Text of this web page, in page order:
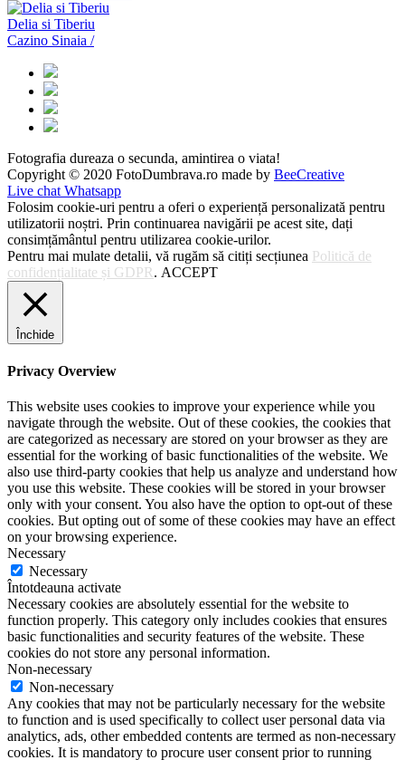
Delia si Tiberiu
Cazino Sinaia /
Fotografia dureaza o secunda, amintirea o viata!
Copyright © 2020 FotoDumbrava.ro made by BeeCreative
Live chat Whatsapp
Folosim cookie-uri pentru a oferi o experiență personalizată pentru
utilizatorii noștri. Prin continuarea navigării pe acest site, dați
consimțământul pentru utilizarea cookie-urilor.
Pentru mai mulate detalii, vă rugăm să citiți secțiunea Politică de
confidențialitate și GDPR. ACCEPT
Închide
Privacy Overview
This website uses cookies to improve your experience while you
navigate through the website. Out of these cookies, the cookies that
are categorized as necessary are stored on your browser as they are
essential for the working of basic functionalities of the website. We
also use third-party cookies that help us analyze and understand how
you use this website. These cookies will be stored in your browser
only with your consent. You also have the option to opt-out of these
cookies. But opting out of some of these cookies may have an effect
on your browsing experience.
Necessary
Necessary
Întotdeauna activate
Necessary cookies are absolutely essential for the website to
function properly. This category only includes cookies that ensures
basic functionalities and security features of the website. These
cookies do not store any personal information.
Non-necessary
Non-necessary
Any cookies that may not be particularly necessary for the website
to function and is used specifically to collect user personal data via
analytics, ads, other embedded contents are termed as non-necessary
cookies. It is mandatory to procure user consent prior to running